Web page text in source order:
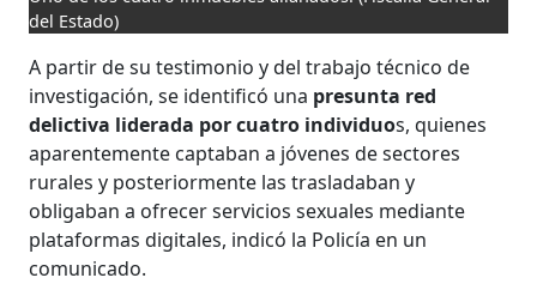
del Estado)
A partir de su testimonio y del trabajo técnico de
investigación, se identificó una presunta red
delictiva liderada por cuatro individuos, quienes
aparentemente captaban a jóvenes de sectores
rurales y posteriormente las trasladaban y
obligaban a ofrecer servicios sexuales mediante
plataformas digitales, indicó la Policía en un
comunicado.